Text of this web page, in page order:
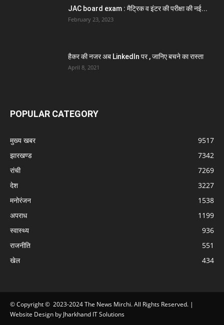
JAC board exam : मैट्रिक व इंटर की परीक्षा की नई...
February 23, 2023
हैकर की नजर अब LinkedIn पर , जानिए बचने का रास्ता
April 8, 2021
POPULAR CATEGORY
मुख्य खबर
9517
झारखण्ड
7342
रांची
7269
देश
3227
मनोरंजन
1538
अपराध
1199
स्वास्थ्य
936
राजनीति
551
खेल
434
© Copyright © 2023-2024 The News Mirchi. All Rights Reserved. |
Website Design by Jharkhand IT Solutions